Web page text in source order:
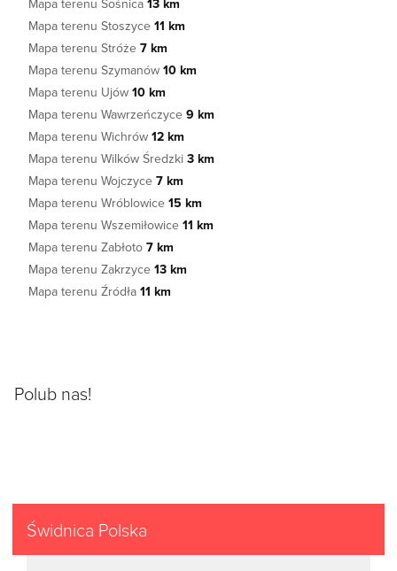
Mapa terenu Sośnica 13 km
Mapa terenu Stoszyce 11 km
Mapa terenu Stróże 7 km
Mapa terenu Szymanów 10 km
Mapa terenu Ujów 10 km
Mapa terenu Wawrzeńczyce 9 km
Mapa terenu Wichrów 12 km
Mapa terenu Wilków Średzki 3 km
Mapa terenu Wojczyce 7 km
Mapa terenu Wróblowice 15 km
Mapa terenu Wszemiłowice 11 km
Mapa terenu Zabłoto 7 km
Mapa terenu Zakrzyce 13 km
Mapa terenu Źródła 11 km
Polub nas!
Świdnica Polska